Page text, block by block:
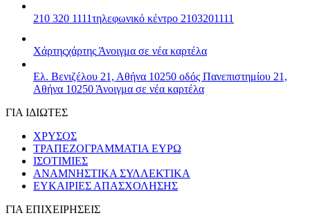
210 320 1111τηλεφωνικό κέντρο 2103201111
Χάρτηςχάρτης Άνοιγμα σε νέα καρτέλα
Ελ. Βενιζέλου 21, Αθήνα 10250 οδός Πανεπιστημίου 21,
Αθήνα 10250 Άνοιγμα σε νέα καρτέλα
ΓΙΑ ΙΔΙΩΤΕΣ
ΧΡΥΣΟΣ
ΤΡΑΠΕΖΟΓΡΑΜΜΑΤΙΑ ΕΥΡΩ
ΙΣΟΤΙΜΙΕΣ
ΑΝΑΜΝΗΣΤΙΚΑ ΣΥΛΛΕΚΤΙΚΑ
ΕΥΚΑΙΡΙΕΣ ΑΠΑΣΧΟΛΗΣΗΣ
ΓΙΑ ΕΠΙΧΕΙΡΗΣΕΙΣ